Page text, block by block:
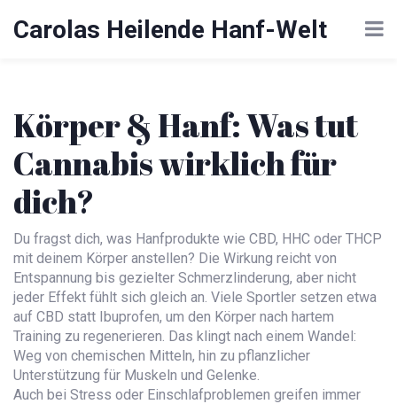
Carolas Heilende Hanf-Welt
Körper & Hanf: Was tut
Cannabis wirklich für
dich?
Du fragst dich, was Hanfprodukte wie CBD, HHC oder THCP
mit deinem Körper anstellen? Die Wirkung reicht von
Entspannung bis gezielter Schmerzlinderung, aber nicht
jeder Effekt fühlt sich gleich an. Viele Sportler setzen etwa
auf CBD statt Ibuprofen, um den Körper nach hartem
Training zu regenerieren. Das klingt nach einem Wandel:
Weg von chemischen Mitteln, hin zu pflanzlicher
Unterstützung für Muskeln und Gelenke.
Auch bei Stress oder Einschlafproblemen greifen immer